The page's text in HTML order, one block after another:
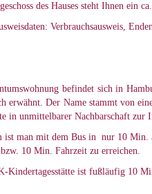
des Hauses steht Ihnen ein
Verbrauchsausweis,
befindet sich in
erwähnt. Der Name stammt von
in unmittelbarer Nachbarschaft
ist man mit dem Bus in nur 10 Min.
10 Min. Fahrzeit zu erreichen.
Kindertagesstätte ist fußläufig 10